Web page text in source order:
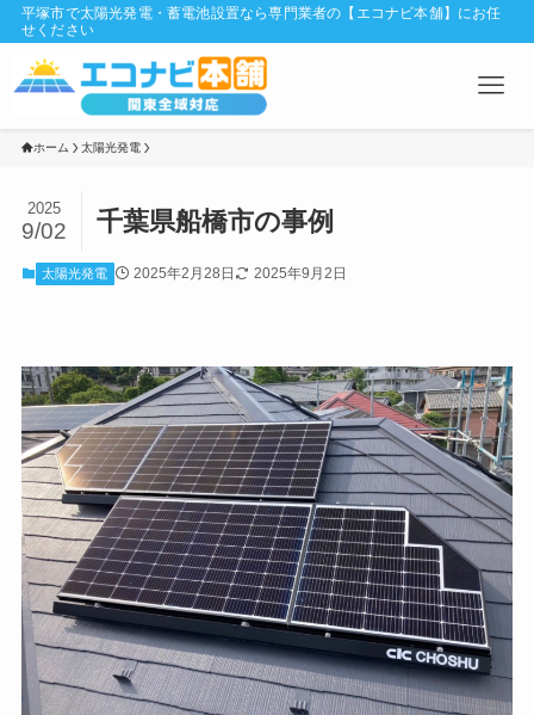
平塚市で太陽光発電・蓄電池設置なら専門業者の【エコナビ本舗】にお任
せください
ホーム 太陽光発電
千葉県船橋市の事例
2025
9/02
太陽光発電 2025年2月28日 2025年9月2日